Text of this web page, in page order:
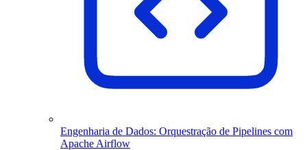
Engenharia de Dados: Orquestração de Pipelines com
Apache Airflow